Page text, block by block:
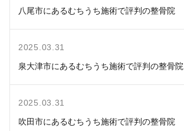
八尾市にあるむちうち施術で評判の整骨院
2025.03.31
泉大津市にあるむちうち施術で評判の整骨院
2025.03.31
吹田市にあるむちうち施術で評判の整骨院